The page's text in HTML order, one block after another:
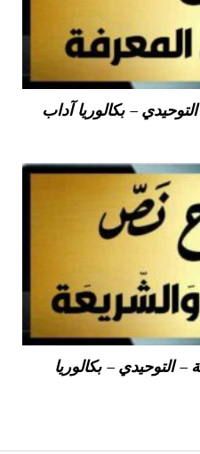
– بكالوريا آداب
– بكالوريا